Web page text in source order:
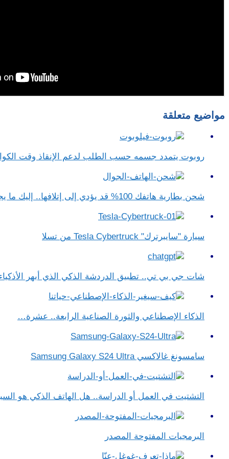
مواضيع متعلقة
روبوت يتمدد جسمه حسب الطلب لدعم الإنقاذ وقت
شحن بطارية هاتفك 100% قد يؤدي إلى إتلافها.. إليك ما يجب فعله
سيارة "سايبرترك" Tesla Cybertruck من تسلا
شات جي بي تي.. تطبيق الدردشة الذكي الذي أبهر
الذكاء الإصطناعي والثورة الصناعية الرابعة.. عشرة…
سامسونغ غالاكسي Samsung Galaxy S24 Ultra
التشتيت في العمل أو الدراسة.. هل الهاتف الذكي هو
البرمجيات المفتوحة المصدر